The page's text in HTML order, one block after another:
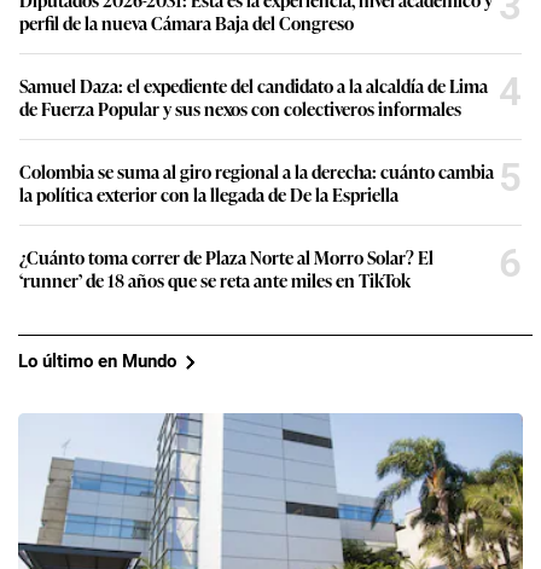
perfil de la nueva Cámara Baja del Congreso
Samuel Daza: el expediente del candidato a la alcaldía de Lima
de Fuerza Popular y sus nexos con colectiveros informales
4
Colombia se suma al giro regional a la derecha: cuánto cambia
la política exterior con la llegada de De la Espriella
5
¿Cuánto toma correr de Plaza Norte al Morro Solar? El
‘runner’ de 18 años que se reta ante miles en TikTok
6
Lo último en Mundo